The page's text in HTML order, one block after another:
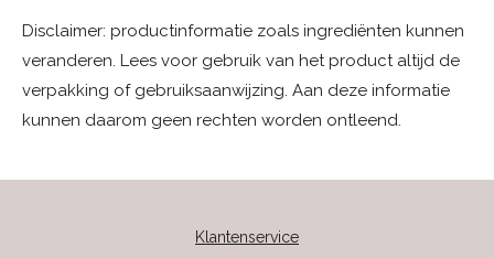
Disclaimer: productinformatie zoals ingrediënten kunnen
veranderen. Lees voor gebruik van het product altijd de
verpakking of gebruiksaanwijzing. Aan deze informatie
kunnen daarom geen rechten worden ontleend.
Klantenservice